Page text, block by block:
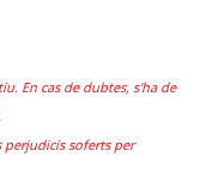
En cas de dubtes, s'ha de
perjudicis soferts per